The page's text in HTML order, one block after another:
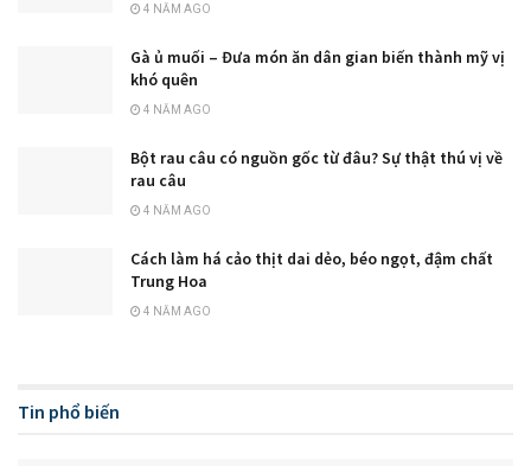
4 NĂM AGO
Gà ủ muối – Đưa món ăn dân gian biến thành mỹ vị
khó quên
4 NĂM AGO
Bột rau câu có nguồn gốc từ đâu? Sự thật thú vị về
rau câu
4 NĂM AGO
Cách làm há cảo thịt dai dẻo, béo ngọt, đậm chất
Trung Hoa
4 NĂM AGO
Tin phổ biến